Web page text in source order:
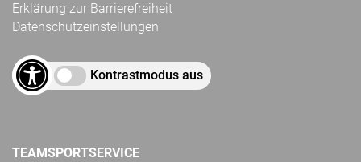
Erklärung zur Barrierefreiheit
Datenschutzeinstellungen
Kontrastmodus aus
TEAMSPORTSERVICE